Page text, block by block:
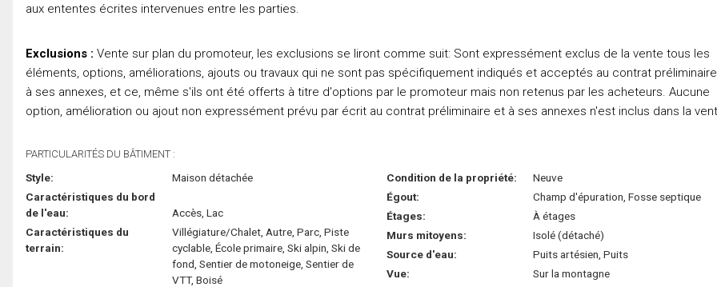
aux ententes écrites intervenues entre les parties.
Exclusions : Vente sur plan du promoteur, les exclusions se liront comme suit: Sont expressément exclus de la vente tous les
éléments, options, améliorations, ajouts ou travaux qui ne sont pas spécifiquement indiqués et acceptés au contrat
à ses annexes, et ce, même s'ils ont été offerts à titre d'options par le promoteur mais non retenus par les acheteurs. Aucune
option, amélioration ou ajout non expressément prévu par écrit au contrat préliminaire et à ses annexes n'est inclus dans la vent
PARTICULARITÉS DU BÂTIMENT :
Style:
Maison détachée
Caractéristiques du bord
de l'eau:
Accès, Lac
Caractéristiques du
terrain:
Villégiature/Chalet, Autre, Parc, Piste
cyclable, École primaire, Ski alpin, Ski de
fond, Sentier de motoneige, Sentier de
VTT, Boisé
Condition de la propriété:
Neuve
Égout:
Champ d'épuration, Fosse septique
Étages:
À étages
Murs mitoyens:
Isolé (détaché)
Source d'eau:
Puits artésien, Puits
Vue:
Sur la montagne